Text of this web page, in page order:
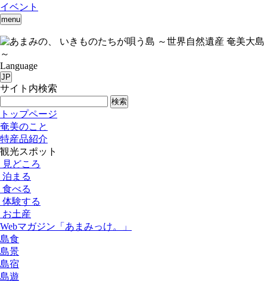
イベント
menu
いきものたちが唄う島 ～世界自然遺産 奄美大島
～
Language
JP
サイト内検索
検索
トップページ
奄美のこと
特産品紹介
観光スポット
見どころ
泊まる
食べる
体験する
お土産
Webマガジン「あまみっけ。」
島食
島景
島宿
島遊